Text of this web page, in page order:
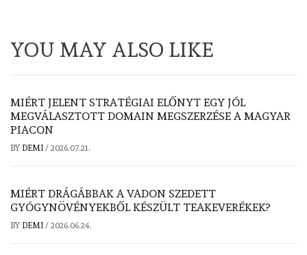
YOU MAY ALSO LIKE
MIÉRT JELENT STRATÉGIAI ELŐNYT EGY JÓL
MEGVÁLASZTOTT DOMAIN MEGSZERZÉSE A MAGYAR
PIACON
BY DEMI / 2026.07.21.
MIÉRT DRÁGÁBBAK A VADON SZEDETT
GYÓGYNÖVÉNYEKBŐL KÉSZÜLT TEAKEVERÉKEK?
BY DEMI / 2026.06.24.